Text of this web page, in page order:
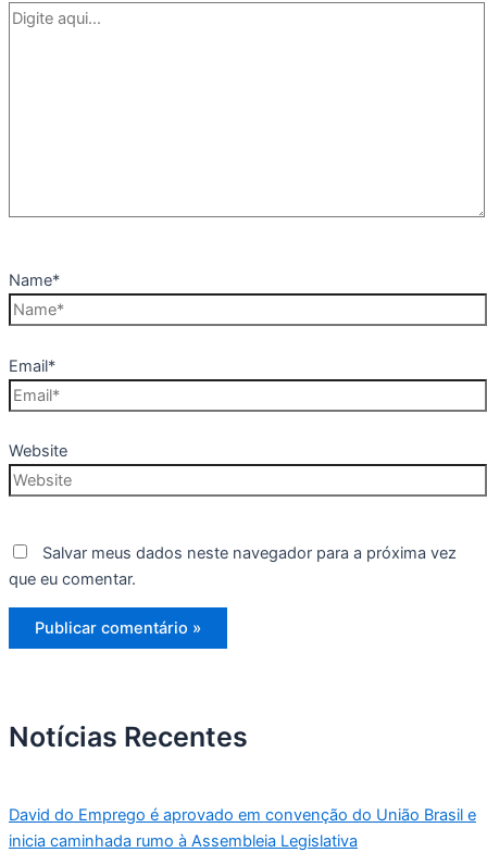
Name*
Email*
Website
Salvar meus dados neste navegador para a próxima vez
que eu comentar.
Notícias Recentes
David do Emprego é aprovado em convenção do União Brasil e
inicia caminhada rumo à Assembleia Legislativa